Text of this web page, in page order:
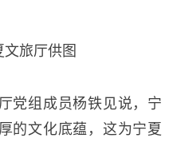
旅厅供图
党组成员杨铁见说，宁
的文化底蕴，这为宁夏